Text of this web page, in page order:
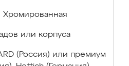
Хромированная
или корпуса
(Россия) или премиум